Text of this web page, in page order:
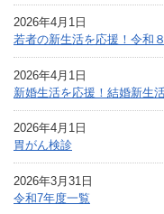
2026年4月1日
若者の新生活を応援！令和
2026年4月1日
新婚生活を応援！結婚新生
2026年4月1日
胃がん検診
2026年3月31日
令和7年度一覧